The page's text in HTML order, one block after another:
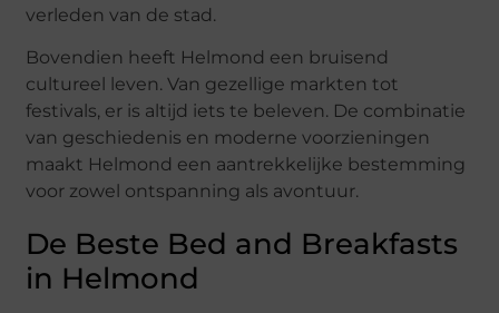
verleden van de stad.
Bovendien heeft Helmond een bruisend
cultureel leven. Van gezellige markten tot
festivals, er is altijd iets te beleven. De combinatie
van geschiedenis en moderne voorzieningen
maakt Helmond een aantrekkelijke bestemming
voor zowel ontspanning als avontuur.
De Beste Bed and Breakfasts
in Helmond